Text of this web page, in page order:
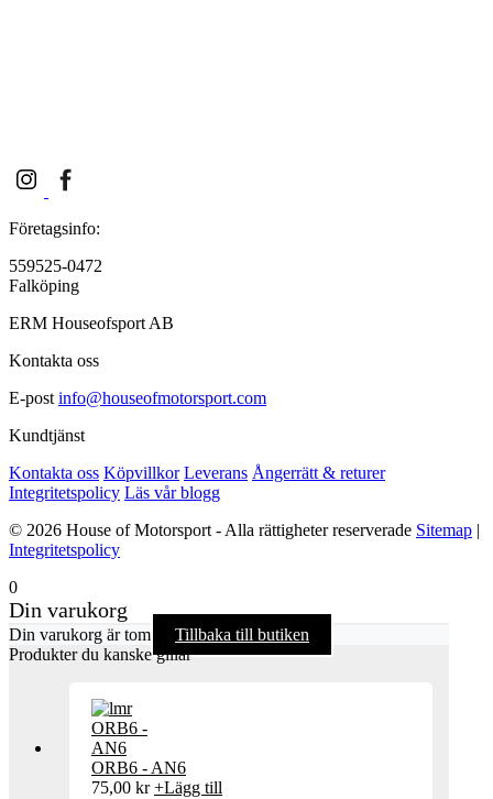
Företagsinfo:
559525-0472
Falköping
ERM Houseofsport AB
Kontakta oss
E-post info@houseofmotorsport.com
Kundtjänst
Kontakta oss Köpvillkor Leverans Ångerrätt & returer
Integritetspolicy Läs vår blogg
© 2026 House of Motorsport - Alla rättigheter reserverade Sitemap
Integritetspolicy
0
Din varukorg
Din varukorg är tom
Tillbaka till butiken
Produkter du kanske gillar
ORB6 - AN6
75,00 kr +Lägg till